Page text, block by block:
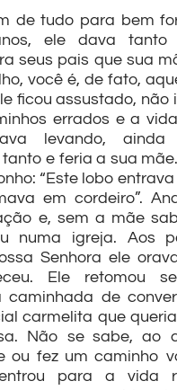
de tudo para bem
ele dava tanto
seus pais que sua
você é, de fato,
ficou assustado,
errados e a
levando, ainda
e feria a sua
“Este lobo
em cordeiro”.
e, sem a mãe
numa igreja. Aos
Senhora ele
Ele retomou
caminhada de
carmelita que
Não se sabe, ao
ou fez um caminho
para a vida